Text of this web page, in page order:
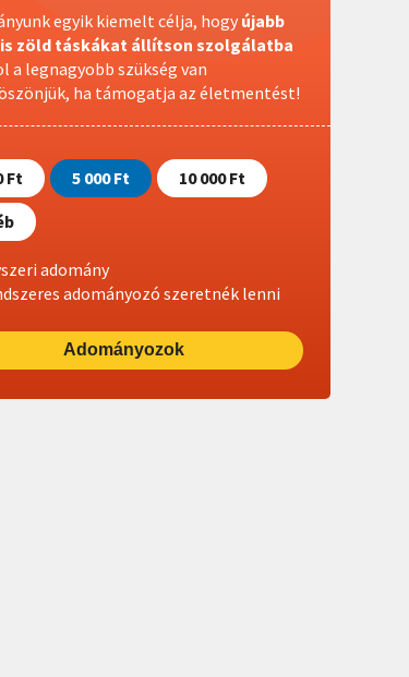
egyik kiemelt célja, hogy újabb
zöld táskákat állítson szolgálatba
a legnagyobb szükség van
ha támogatja az életmentést!
Ft 5 000 Ft
10 000 Ft
adomány
adományozó szeretnék lenni
Adományozok